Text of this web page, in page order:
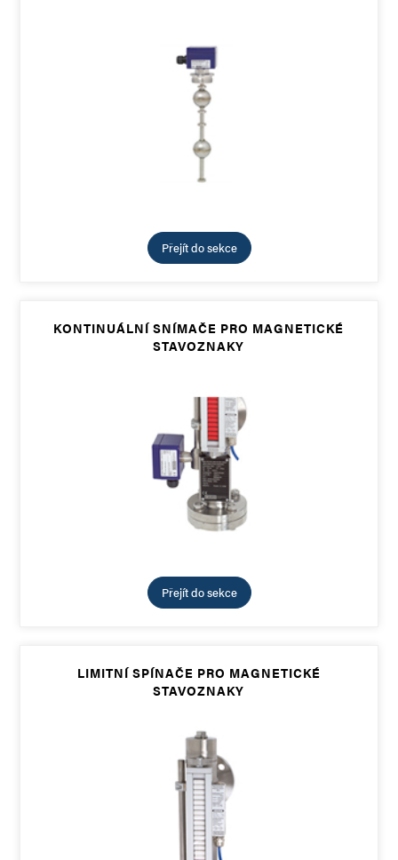
Přejít do sekce
KONTINUÁLNÍ SNÍMAČE PRO MAGNETICKÉ
STAVOZNAKY
Přejít do sekce
LIMITNÍ SPÍNAČE PRO MAGNETICKÉ
STAVOZNAKY